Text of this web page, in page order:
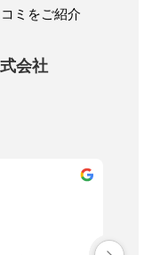
ミをご紹介
会社